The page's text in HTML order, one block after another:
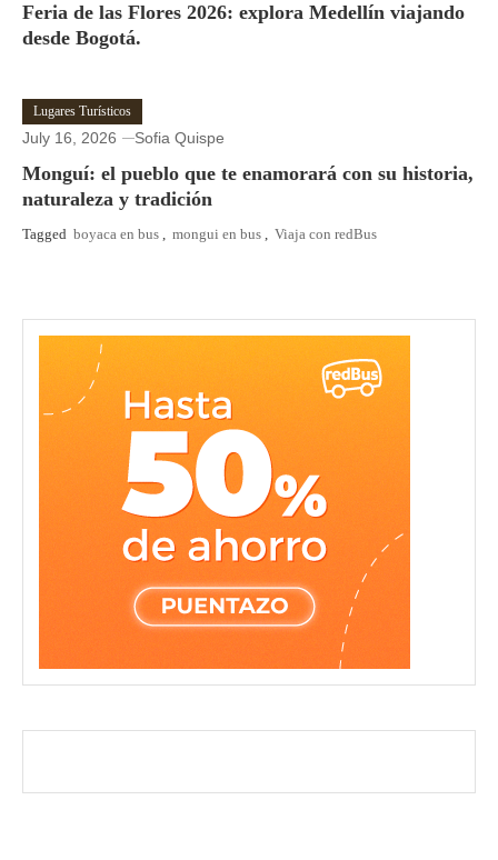
Feria de las Flores 2026: explora Medellín viajando
desde Bogotá.
Lugares Turísticos
July 16, 2026 Sofia Quispe
Monguí: el pueblo que te enamorará con su historia,
naturaleza y tradición
Tagged boyaca en bus , mongui en bus , Viaja con redBus